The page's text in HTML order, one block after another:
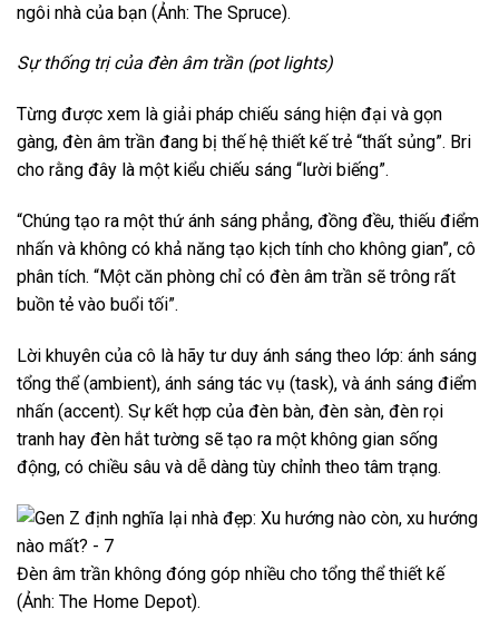
ngôi nhà của bạn (Ảnh: The Spruce).
Sự thống trị của đèn âm trần (pot lights)
Từng được xem là giải pháp chiếu sáng hiện đại và gọn
gàng, đèn âm trần đang bị thế hệ thiết kế trẻ “thất sủng”. Bri
cho rằng đây là một kiểu chiếu sáng “lười biếng”.
“Chúng tạo ra một thứ ánh sáng phẳng, đồng đều, thiếu điểm
nhấn và không có khả năng tạo kịch tính cho không gian”, cô
phân tích. “Một căn phòng chỉ có đèn âm trần sẽ trông rất
buồn tẻ vào buổi tối”.
Lời khuyên của cô là hãy tư duy ánh sáng theo lớp: ánh sáng
tổng thể (ambient), ánh sáng tác vụ (task), và ánh sáng điểm
nhấn (accent). Sự kết hợp của đèn bàn, đèn sàn, đèn rọi
tranh hay đèn hắt tường sẽ tạo ra một không gian sống
động, có chiều sâu và dễ dàng tùy chỉnh theo tâm trạng.
Đèn âm trần không đóng góp nhiều cho tổng thể thiết kế
(Ảnh: The Home Depot).